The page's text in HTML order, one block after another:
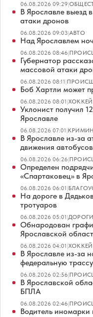
06.08.2026 09:29|
В Ярославле выезд
атаки дронов
06.08.2026 09:03|АВТО
Над Ярославлем
06.08.2026 08:46|
Губернатор
массовой атаки
06.08.2026 08:11|
Боб Хартли может
06.08.2026 08:01|ХОККЕЙ
Уклонист получил
Ярославле
06.08.2026 07:01|
В Ярославле из-за
движения автобусов
06.08.2026 06:26|
Определен
«Спартаковец» в
06.08.2026 06:01|
На дороге в
тротуаров
06.08.2026 05:01|ДОРОГИ
Обнародован
Ярославской
06.08.2026 04:01|ХОККЕЙ
В Ярославле из-за
федеральную трассу
06.08.2026 02:56|
В Ярославской
БПЛА
06.08.2026 02:46|
Водитель иномарки